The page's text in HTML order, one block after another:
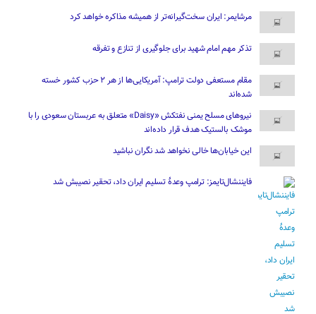
مرشایمر: ایران سخت‌گیرانه‌تر از همیشه مذاکره خواهد کرد
تذکر مهم امام شهید برای جلوگیری از تنازع و تفرقه
مقام مستعفی دولت ترامپ: آمریکایی‌ها از هر ۲ حزب کشور خسته
شده‌اند
نیروهای مسلح یمنی نفتکش «Daisy» متعلق به عربستان سعودی را با
موشک بالستیک هدف قرار داده‌اند
این خیابان‌ها خالی نخواهد شد نگران نباشید
فایننشال‌تایمز: ترامپ وعدۀ تسلیم ایران داد، تحقیر نصیبش شد